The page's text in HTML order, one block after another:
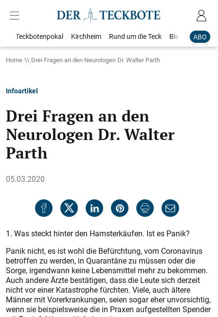
ABO
Teckbotenpokal Kirchheim Rund um die Teck Blaulicht
Home Drei Fragen an den Neurologen Dr. Walter Parth
Infoartikel
Drei Fragen an den
Neurologen Dr. Walter
Parth
05.03.2020
1. Was steckt hinter den Hamsterkäufen. Ist es Panik?
Panik nicht, es ist wohl die Befürchtung, vom Coronavirus
betroffen zu werden, in Quarantäne zu müssen oder die
Sorge, irgendwann keine Lebensmittel mehr zu bekommen.
Auch andere Ärzte bestätigen, dass die Leute sich derzeit
nicht vor einer Katastrophe fürchten. Viele, auch ältere
Männer mit Vorerkrankungen, seien sogar eher unvorsichtig,
wenn sie beispielsweise die in Praxen aufgestellten Spender